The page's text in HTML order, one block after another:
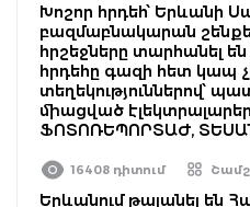
Խոշոր հրդեհ՝ Երևանի
բազմաբնակարան
հրշեջները տարհանել
հրդեհը գազի հետ կապ
տեղեկություններով՝
միացված
ՖՈՏՈՌԵՊՈՐՏԱԺ,
16408 դիտում
Երևանում թալանել են